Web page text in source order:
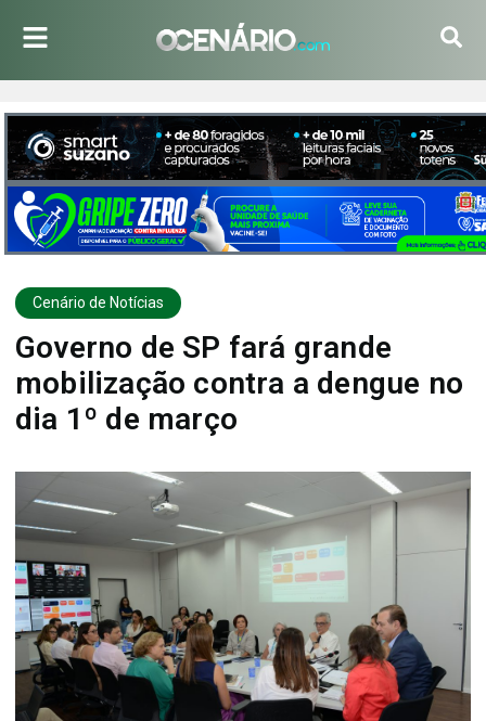
Cenário de Notícias
Governo de SP fará grande
mobilização contra a dengue no
dia 1º de março